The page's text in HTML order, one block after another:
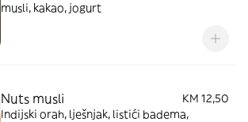
musli, kakao, jogurt
Nuts musli
KM 12,50
Indijski orah, lješnjak, listići badema,